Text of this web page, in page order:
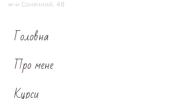
м-н Сонячний, 48
Головна
Про мене
Курси